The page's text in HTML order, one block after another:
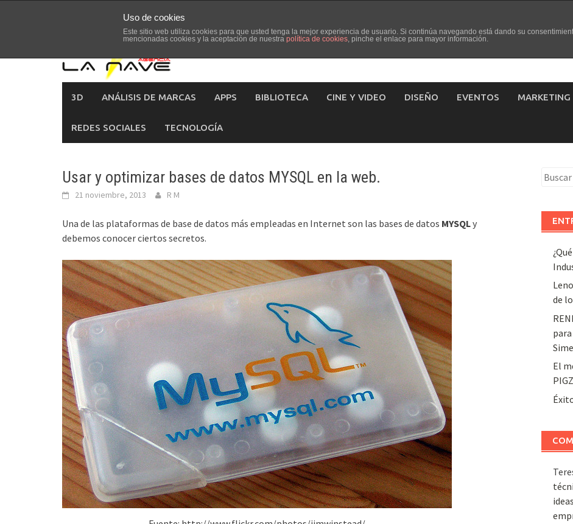
3D ANÁLISIS DE MARCAS APPS BIBLIOTECA CINE Y VIDEO DISEÑO EVENTOS MARKETING
REDES SOCIALES TECNOLOGÍA
Usar y optimizar bases de datos MYSQL en la web.
21 noviembre, 2013 R M
Una de las plataformas de base de datos más empleadas en Internet son las bases de datos MYSQLy
debemos conocer ciertos secretos.
Buscar:
de
El
Uso de cookies
Este sitio web utiliza cookies para que usted tenga la mejor experiencia de usuario. Si continúa navegando está dando su
mencionadas cookies y la aceptación de nuestra política de cookies, pinche el enlace para mayor información.